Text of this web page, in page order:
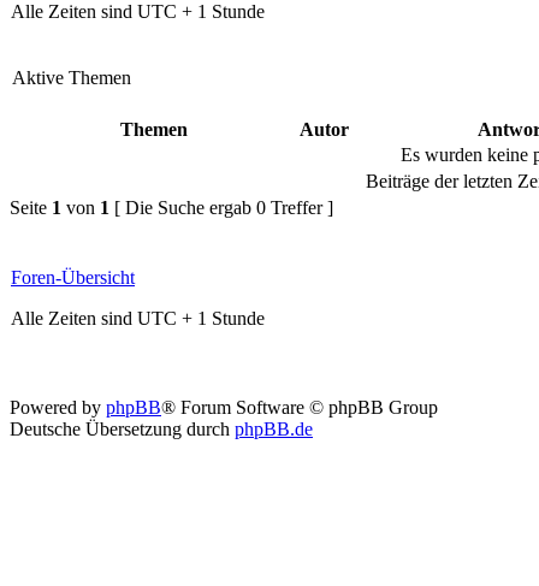
Alle Zeiten sind UTC + 1 Stunde
Aktive Themen
Themen Autor
Es wurden keine
Beiträge der letzten
Seite 1 von 1 [ Die Suche ergab 0 Treffer ]
Foren-Übersicht
Alle Zeiten sind UTC + 1 Stunde
Powered by phpBB® Forum Software © phpBB Group
Deutsche Übersetzung durch phpBB.de